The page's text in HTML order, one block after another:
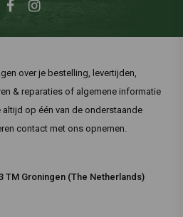
over je bestelling, levertijden,
& reparaties of algemene informatie
altijd op één van de onderstaande
contact met ons opnemen.
TM Groningen (The Netherlands)